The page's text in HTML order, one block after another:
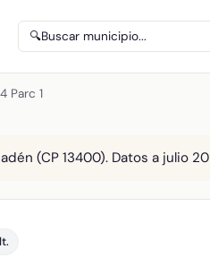
🔍Buscar municipio...
Parc 1
(CP 13400). Datos a julio